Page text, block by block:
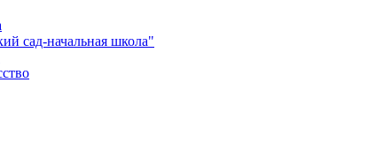
сад-начальная школа"